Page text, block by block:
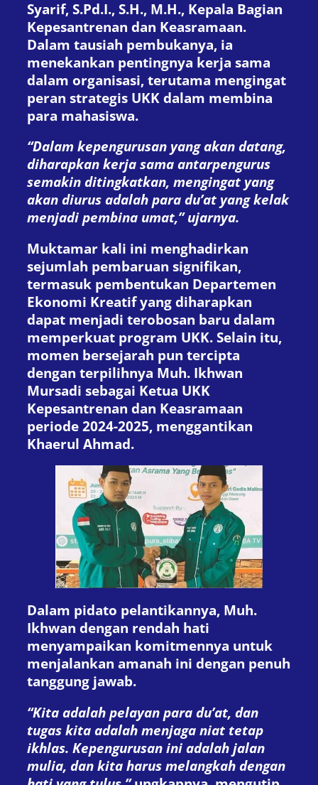
Syarif, S.Pd.I., S.H., M.H., Kepala Bagian
Kepesantrenan dan Keasramaan.
Dalam tausiah pembukanya, ia
menekankan pentingnya kerja sama
dalam organisasi, terutama mengingat
peran strategis UKK dalam membina
para mahasiswa.
“Dalam kepengurusan yang akan datang,
diharapkan kerja sama antarpengurus
semakin ditingkatkan, mengingat yang
akan diurus adalah para du’at yang kelak
menjadi pembina umat,” ujarnya.
Muktamar kali ini menghadirkan
sejumlah pembaruan signifikan,
termasuk pembentukan Departemen
Ekonomi Kreatif yang diharapkan
dapat menjadi terobosan baru dalam
memperkuat program UKK. Selain itu,
momen bersejarah pun tercipta
dengan terpilihnya Muh. Ikhwan
Mursadi sebagai Ketua UKK
Kepesantrenan dan Keasramaan
periode 2024-2025, menggantikan
Khaerul Ahmad.
Dalam pidato pelantikannya, Muh.
Ikhwan dengan rendah hati
menyampaikan komitmennya untuk
menjalankan amanah ini dengan penuh
tanggung jawab.
“Kita adalah pelayan para du’at, dan
tugas kita adalah menjaga niat tetap
ikhlas. Kepengurusan ini adalah jalan
mulia, dan kita harus melangkah dengan